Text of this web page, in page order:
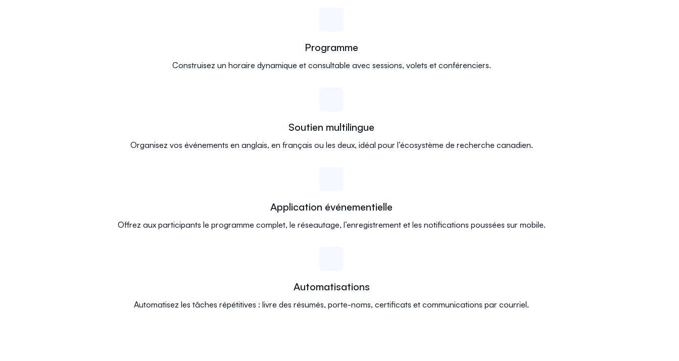
Programme
Construisez un horaire dynamique et consultable avec sessions, volets et conférenciers.
Soutien multilingue
Organisez vos événements en anglais, en français ou les deux, idéal pour l’écosystème de recherche canadien.
Application événementielle
Offrez aux participants le programme complet, le réseautage, l’enregistrement et les notifications poussées sur mobile.
Automatisations
Automatisez les tâches répétitives : livre des résumés, porte-noms, certificats et communications par courriel.